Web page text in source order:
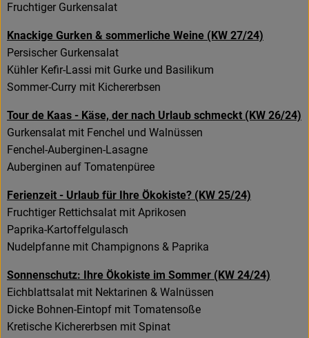
Fruchtiger Gurkensalat
Knackige Gurken & sommerliche Weine (KW 27/24)
Persischer Gurkensalat
Kühler Kefir-Lassi mit Gurke und Basilikum
Sommer-Curry mit Kichererbsen
Tour de Kaas - Käse, der nach Urlaub schmeckt (KW 26/24)
Gurkensalat mit Fenchel und Walnüssen
Fenchel-Auberginen-Lasagne
Auberginen auf Tomatenpüree
Ferienzeit - Urlaub für Ihre Ökokiste? (KW 25/24)
Fruchtiger Rettichsalat mit Aprikosen
Paprika-Kartoffelgulasch
Nudelpfanne mit Champignons & Paprika
Sonnenschutz: Ihre Ökokiste im Sommer (KW 24/24)
Eichblattsalat mit Nektarinen & Walnüssen
Dicke Bohnen-Eintopf mit Tomatensoße
Kretische Kichererbsen mit Spinat